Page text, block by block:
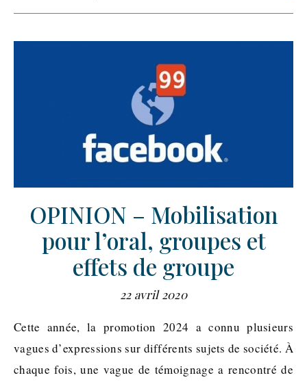
OPINION – Mobilisation
pour l’oral, groupes et
effets de groupe
22 avril 2020
Cette année, la promotion 2024 a connu plusieurs
vagues d’expressions sur différents sujets de société. À
chaque fois, une vague de témoignage a rencontré de